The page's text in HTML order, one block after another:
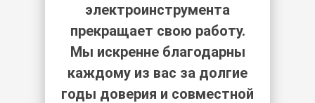
электроинструмента
прекращает свою работу.
Мы искренне благодарны
каждому из вас за долгие
годы доверия и совместной